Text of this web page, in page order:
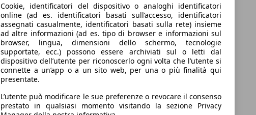
Cookie, identificatori del dispositivo o analoghi identificatori
online (ad es. identificatori basati sull’accesso, identificatori
assegnati casualmente, identificatori basati sulla rete) insieme
ad altre informazioni (ad es. tipo di browser e informazioni sul
browser, lingua, dimensioni dello schermo, tecnologie
supportate, ecc.) possono essere archiviati sul o letti dal
dispositivo dell’utente per riconoscerlo ogni volta che l’utente si
connette a un’app o a un sito web, per una o più finalità qui
presentate.
L’utente può modificare le sue preferenze o revocare il consenso
prestato in qualsiasi momento visitando la sezione Privacy